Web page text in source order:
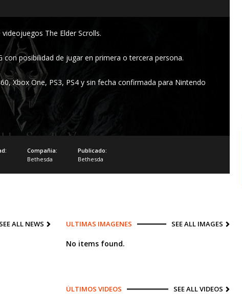
The Elder Scrolls.
con posibilidad de jugar en primera o tercera persona.
Xbox One, PS3, PS4 y sin fecha confirmada para Nintendo
Compañia:
Bethesda
Publicado:
Bethesda
SEE ALL NEWS ULTIMAS IMAGENES SEE ALL IMAGES
No items found.
ÚLTIMOS VIDEOS SEE ALL VIDEOS